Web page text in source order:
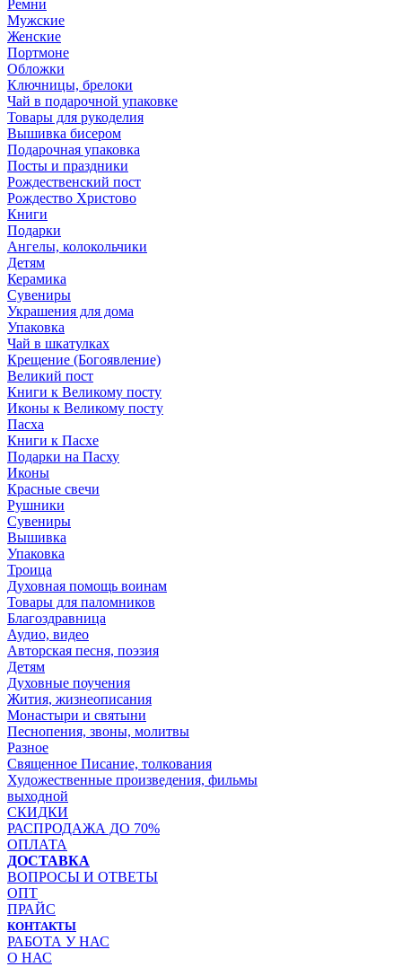
Ремни
Мужские
Женские
Портмоне
Обложки
Ключницы, брелоки
Чай в подарочной упаковке
Товары для рукоделия
Вышивка бисером
Подарочная упаковка
Посты и праздники
Рождественский пост
Рождество Христово
Книги
Подарки
Ангелы, колокольчики
Детям
Керамика
Сувениры
Украшения для дома
Упаковка
Чай в шкатулках
Крещение (Богоявление)
Великий пост
Книги к Великому посту
Иконы к Великому посту
Пасха
Книги к Пасхе
Подарки на Пасху
Иконы
Красные свечи
Рушники
Сувениры
Вышивка
Упаковка
Троица
Духовная помощь воинам
Товары для паломников
Благоздравница
Аудио, видео
Авторская песня, поэзия
Детям
Духовные поучения
Жития, жизнеописания
Монастыри и святыни
Песнопения, звоны, молитвы
Разное
Священное Писание, толкования
Художественные произведения, фильмы
выходной
СКИДКИ
РАСПРОДАЖА ДО 70%
ОПЛАТА
ДОСТАВКА
ВОПРОСЫ И ОТВЕТЫ
ОПТ
ПРАЙС
КОНТАКТЫ
РАБОТА У НАС
О НАС